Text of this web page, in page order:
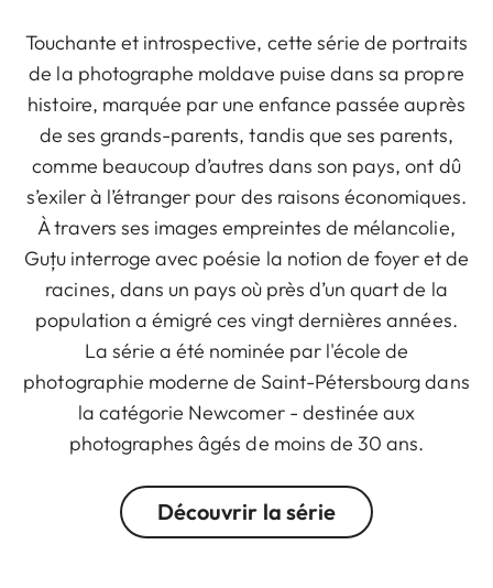
Touchante et introspective, cette série de portraits
de la photographe moldave puise dans sa propre
histoire, marquée par une enfance passée auprès
de ses grands-parents, tandis que ses parents,
comme beaucoup d’autres dans son pays, ont dû
s’exiler à l’étranger pour des raisons économiques.
À travers ses images empreintes de mélancolie,
Guțu interroge avec poésie la notion de foyer et de
racines, dans un pays où près d’un quart de la
population a émigré ces vingt dernières années.
La série a été nominée par l'école de
photographie moderne de Saint-Pétersbourg dans
la catégorie Newcomer - destinée aux
photographes âgés de moins de 30 ans.
Découvrir la série